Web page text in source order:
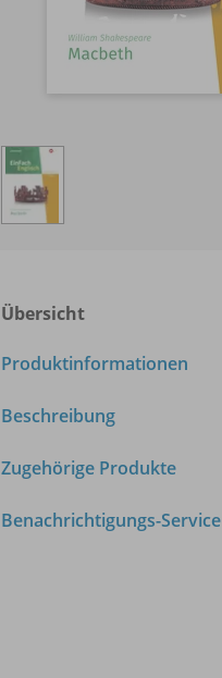
Übersicht
Produktinformationen
Beschreibung
Zugehörige Produkte
Benachrichtigungs-Service